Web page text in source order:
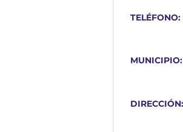
TELÉFONO:
MUNICIPIO:
DIRECCIÓN: